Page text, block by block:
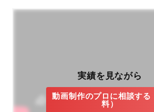
実績を見ながら
動画制作のプロに相談する
料）